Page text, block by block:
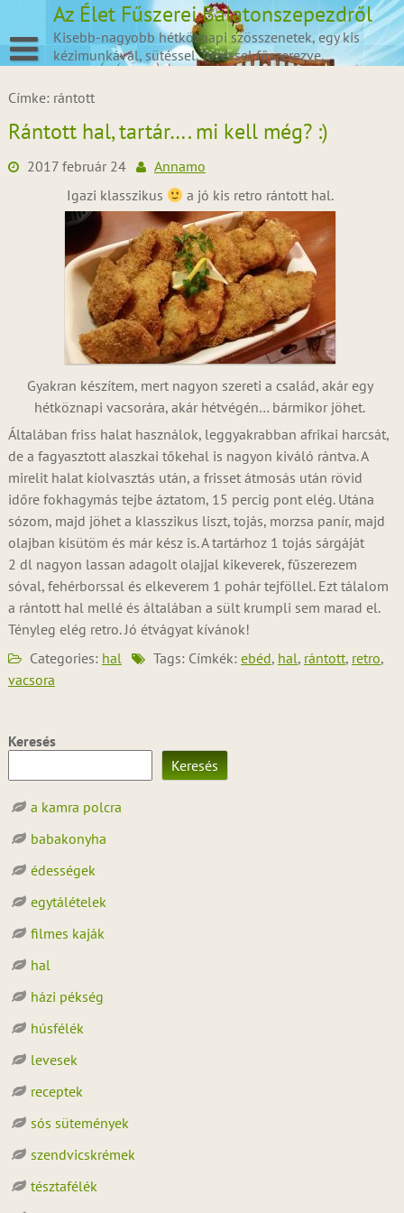
content
Az Élet Fűszerei Balatonszepezdről
Kisebb-nagyobb hétköznapi szösszenetek, egy kis
kézimunkával, sütéssel, főzéssel fűszerezve.
Címke: rántott
Rántott hal, tartár…. mi kell még? :)
2017 február 24
Annamo
Igazi klasszikus
a jó kis retro rántott hal.
Gyakran készítem, mert nagyon szereti a család, akár egy
hétköznapi vacsorára, akár hétvégén… bármikor jöhet.
Általában friss halat használok, leggyakrabban afrikai harcsát,
de a fagyasztott alaszkai tőkehal is nagyon kiváló rántva. A
mirelit halat kiolvasztás után, a frisset átmosás után rövid
időre fokhagymás tejbe áztatom, 15 percig pont elég. Utána
sózom, majd jöhet a klasszikus liszt, tojás, morzsa panír, majd
olajban kisütöm és már kész is. A tartárhoz 1 tojás sárgáját
2 dl nagyon lassan adagolt olajjal kikeverek, fűszerezem
sóval, fehérborssal és elkeverem 1 pohár tejföllel. Ezt tálalom
a rántott hal mellé és általában a sült krumpli sem marad el.
Tényleg elég retro. Jó étvágyat kívánok!
Categories: hal Tags: Címkék: ebéd, hal, rántott, retro,
vacsora
Keresés
Keresés
a kamra polcra
babakonyha
édességek
egytálételek
filmes kaják
hal
házi pékség
húsfélék
levesek
receptek
sós sütemények
szendvicskrémek
tésztafélék